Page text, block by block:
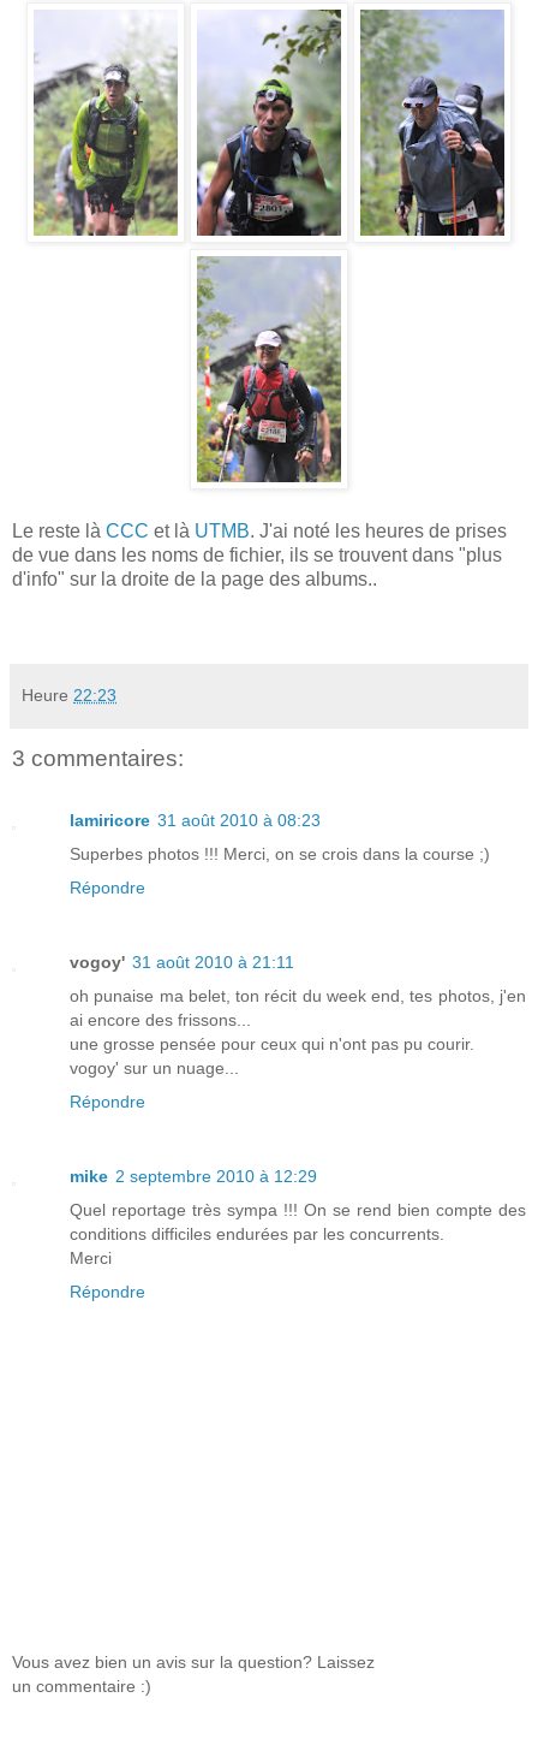
Le reste là CCC et là UTMB. J'ai noté les heures de prises
de vue dans les noms de fichier, ils se trouvent dans "plus
d'info" sur la droite de la page des albums..
Heure 22:23
3 commentaires:
lamiricore 31 août 2010 à 08:23
Superbes photos !!! Merci, on se crois dans la course ;)
Répondre
vogoy' 31 août 2010 à 21:11
oh punaise ma belet, ton récit du week end, tes photos, j'en
ai encore des frissons...
une grosse pensée pour ceux qui n'ont pas pu courir.
vogoy' sur un nuage...
Répondre
mike 2 septembre 2010 à 12:29
Quel reportage très sympa !!! On se rend bien compte des
conditions difficiles endurées par les concurrents.
Merci
Répondre
Vous avez bien un avis sur la question? Laissez
un commentaire :)